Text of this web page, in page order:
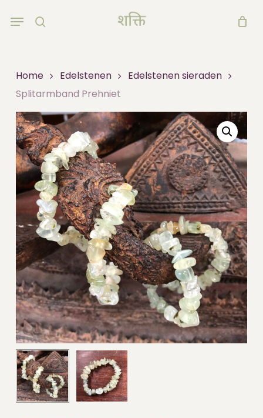
Menu
Home Edelstenen
Edelstenen sieraden
Splitarmband Prehniet